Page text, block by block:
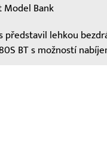
Model Bank
představil lehkou
BT s možností